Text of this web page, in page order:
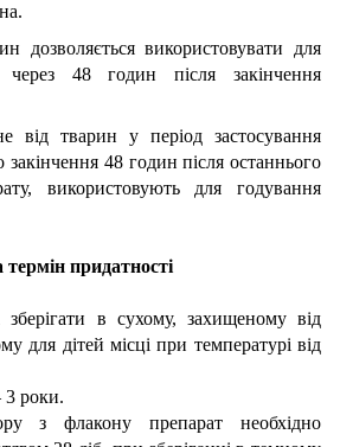
дозволяється використовувати для
через 48 годин після закінчення
від тварин у період застосування
закінчення 48 годин після останнього
використовують для годування
придатності
зберігати в сухому, захищеному від
для дітей місці при температурі від
3 роки.
з флакону препарат необхідно